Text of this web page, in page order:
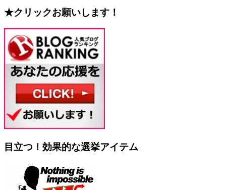
★クリックお願いします！
目立つ！効果的な選挙アイテム